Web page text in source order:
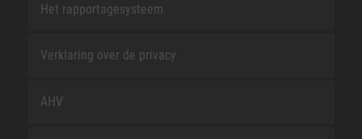
Het rapportagesysteem
Verklaring over de privacy
AHV